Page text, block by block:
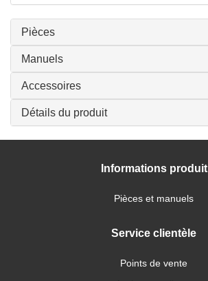
Pièces
Manuels
Accessoires
Détails du produit
Informations produit
Pièces et manuels
Service clientèle
Points de vente